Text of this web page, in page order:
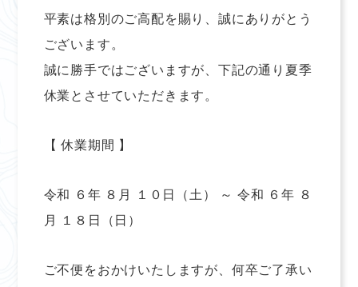
平素は格別のご高配を賜り、誠にありがとう
ございます。
誠に勝手ではございますが、下記の通り夏季
休業とさせていただきます。
【 休業期間 】
令和 ６年 ８月 １０日（土） ～ 令和 ６年 ８
月 １８日（日）
ご不便をおかけいたしますが、何卒ご了承い